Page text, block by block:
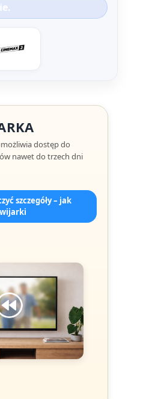
dostęp do
nawet do trzech dni
szczegóły – jak